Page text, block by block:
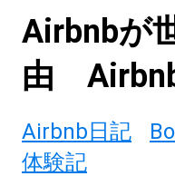
Airbnbが
由
Airbnb日記
体験記